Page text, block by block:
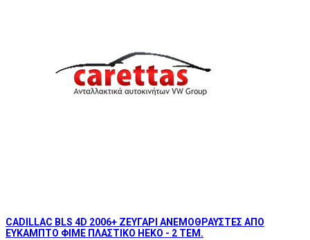
CADILLAC BLS 4D 2006+ ΖΕΥΓΑΡΙ ΑΝΕΜΟΘΡΑΥΣΤΕΣ ΑΠΟ
ΕΥΚΑΜΠΤΟ ΦΙΜΕ ΠΛΑΣΤΙΚΟ HEKO - 2 ΤΕΜ.